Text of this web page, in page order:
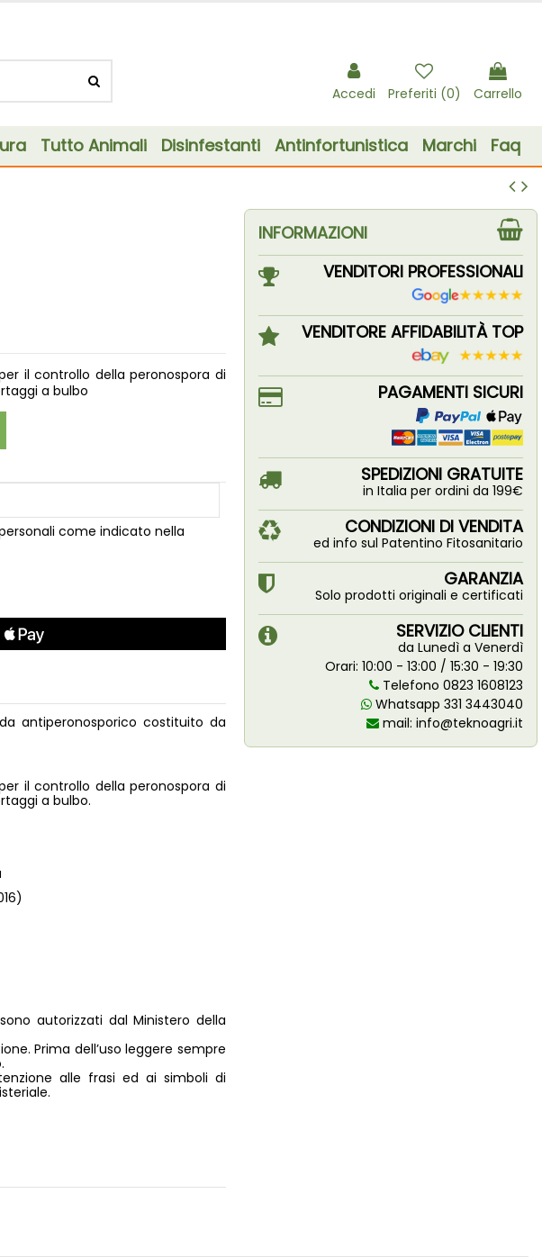
Accedi Preferiti (0) Carrello
Tutto Animali Disinfestanti Antinfortunistica Marchi Faq
il controllo della peronospora di
a bulbo
come indicato nella
antiperonosporico costituito da
il controllo della peronospora di
a bulbo.
autorizzati dal Ministero della
Prima dell’uso leggere sempre
alle frasi ed ai simboli di
INFORMAZIONI
VENDITORI PROFESSIONALI
VENDITORE AFFIDABILITÀ TOP
PAGAMENTI SICURI
SPEDIZIONI GRATUITE
in Italia per ordini da 199€
CONDIZIONI DI VENDITA
ed info sul Patentino Fitosanitario
GARANZIA
Solo prodotti originali e certificati
SERVIZIO CLIENTI
da Lunedì a Venerdì
Orari: 10:00 - 13:00 / 15:30 - 19:30
Telefono 0823 1608123
Whatsapp 331 3443040
mail: info@teknoagri.it